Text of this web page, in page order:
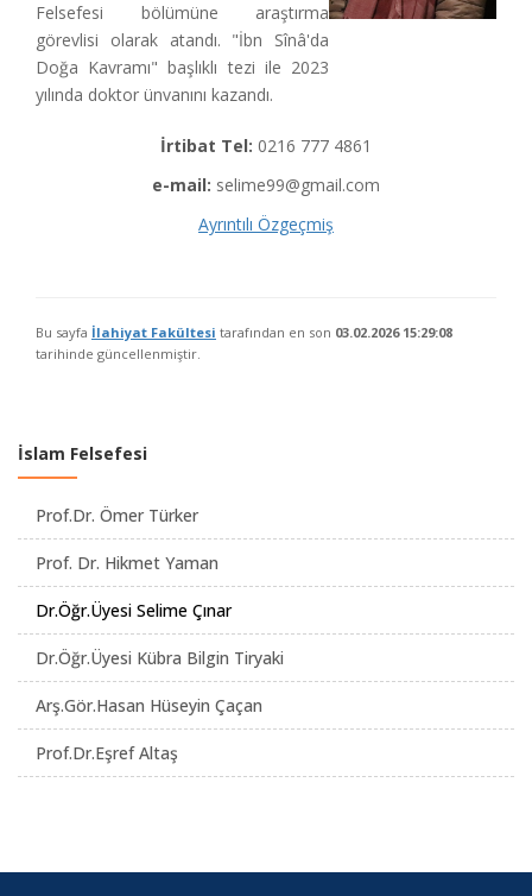
Felsefesi bölümüne araştırma
görevlisi olarak atandı. "İbn Sînâ'da
Doğa Kavramı" başlıklı tezi ile 2023
yılında doktor ünvanını kazandı.
İrtibat Tel: 0216 777 4861
e-mail: selime99@gmail.com
Ayrıntılı Özgeçmiş
Bu sayfa İlahiyat Fakültesi tarafından en son 03.02.2026 15:29:08
tarihinde güncellenmiştir.
İslam Felsefesi
Prof.Dr. Ömer Türker
Prof. Dr. Hikmet Yaman
Dr.Öğr.Üyesi Selime Çınar
Dr.Öğr.Üyesi Kübra Bilgin Tiryaki
Arş.Gör.Hasan Hüseyin Çaçan
Prof.Dr.Eşref Altaş